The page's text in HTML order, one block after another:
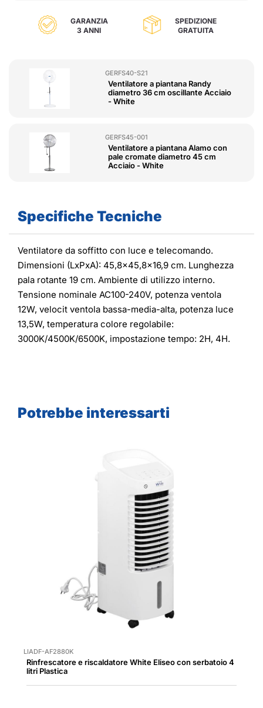
GARANZIA
3 ANNI
SPEDIZIONE
GRATUITA
GERFS40-S21
Ventilatore a piantana Randy
diametro 36 cm oscillante Acciaio
- White
GERFS45-001
Ventilatore a piantana Alamo con
pale cromate diametro 45 cm
Acciaio - White
Specifiche Tecniche
Ventilatore da soffitto con luce e telecomando.
Dimensioni (LxPxA): 45,8x45,8x16,9 cm. Lunghezza
pala rotante 19 cm. Ambiente di utilizzo interno.
Tensione nominale AC100-240V, potenza ventola
12W, velocit ventola bassa-media-alta, potenza luce
13,5W, temperatura colore regolabile:
3000K/4500K/6500K, impostazione tempo: 2H, 4H.
Potrebbe interessarti
LIADF-AF2880K
Rinfrescatore e riscaldatore White Eliseo con serbatoio 4
litri Plastica